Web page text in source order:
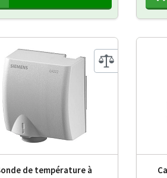
de température à